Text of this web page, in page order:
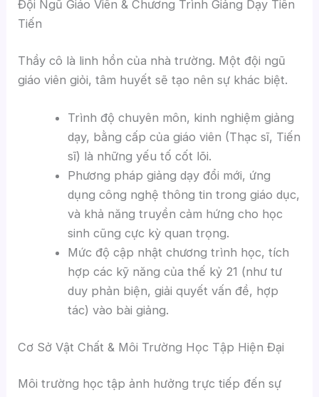
Đội Ngũ Giáo Viên & Chương Trình Giảng Dạy Tiên
Tiến
Thầy cô là linh hồn của nhà trường. Một đội ngũ
giáo viên giỏi, tâm huyết sẽ tạo nên sự khác biệt.
Trình độ chuyên môn, kinh nghiệm giảng
dạy, bằng cấp của giáo viên (Thạc sĩ, Tiến
sĩ) là những yếu tố cốt lõi.
Phương pháp giảng dạy đổi mới, ứng
dụng công nghệ thông tin trong giáo dục,
và khả năng truyền cảm hứng cho học
sinh cũng cực kỳ quan trọng.
Mức độ cập nhật chương trình học, tích
hợp các kỹ năng của thế kỷ 21 (như tư
duy phản biện, giải quyết vấn đề, hợp
tác) vào bài giảng.
Cơ Sở Vật Chất & Môi Trường Học Tập Hiện Đại
Môi trường học tập ảnh hưởng trực tiếp đến sự